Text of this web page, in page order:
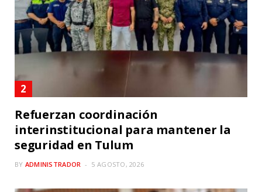
Refuerzan coordinación
interinstitucional para mantener la
seguridad en Tulum
BY ADMINISTRADOR 5 AGOSTO, 2026